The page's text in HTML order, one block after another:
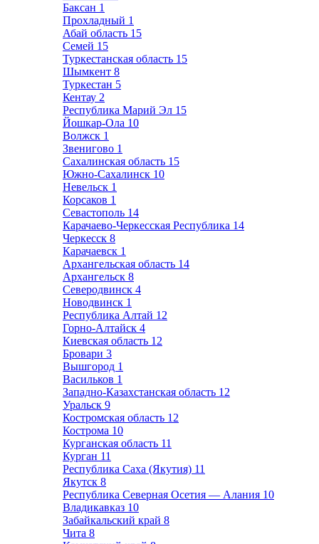
Баксан 1
Прохладный 1
Абай область 15
Семей 15
Туркестанская область 15
Шымкент 8
Туркестан 5
Кентау 2
Республика Марий Эл 15
Йошкар-Ола 10
Волжск 1
Звенигово 1
Сахалинская область 15
Южно-Сахалинск 10
Невельск 1
Корсаков 1
Севастополь 14
Карачаево-Черкесская Республика 14
Черкесск 8
Карачаевск 1
Архангельская область 14
Архангельск 8
Северодвинск 4
Новодвинск 1
Республика Алтай 12
Горно-Алтайск 4
Киевская область 12
Бровари 3
Вышгород 1
Васильков 1
Западно-Казахстанская область 12
Уральск 9
Костромская область 12
Кострома 10
Курганская область 11
Курган 11
Республика Саха (Якутия) 11
Якутск 8
Республика Северная Осетия — Алания 10
Владикавказ 10
Забайкальский край 8
Чита 8